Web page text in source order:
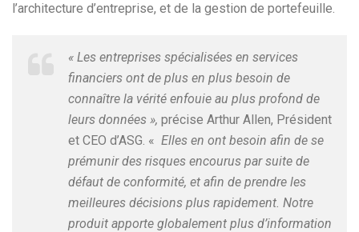
l’architecture d’entreprise, et de la gestion de portefeuille.
« Les entreprises spécialisées en services
financiers ont de plus en plus besoin de
connaître la vérité enfouie au plus profond de
leurs données », précise Arthur Allen, Président
et CEO d’ASG. « Elles en ont besoin afin de se
prémunir des risques encourus par suite de
défaut de conformité, et afin de prendre les
meilleures décisions plus rapidement. Notre
produit apporte globalement plus d’information